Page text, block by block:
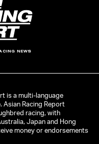
NEWS
is a multi-language
Asian Racing Report
racing, with
Japan and Hong
money or endorsements